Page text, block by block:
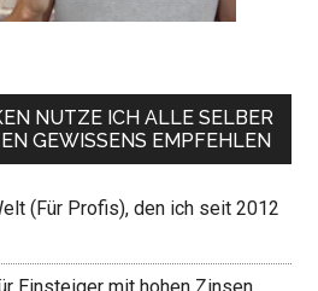
NUTZE ICH ALLE SELBER
GEWISSENS EMPFEHLEN
(Für Profis), den ich seit 2012